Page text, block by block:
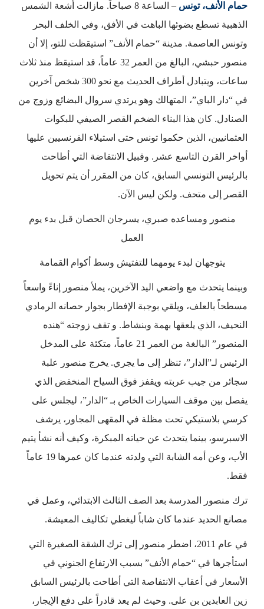
حمام الأنف، تونس
– الساعة 8 صباحاً. مازالت أشعة الشمس
الذهبية تسطع بضوئها الباهت في الأفق، وفي الخلف البحر
وتونس العاصمة. مدينة “حمام الأنف” استيقظت للتو، إلا أن
منصور حبشي، البالغ من العمر 32 عاماً، قد استيقظ منذ ثلاث
ساعات، ويتبادل أطراف الحديث مع نحو 300 شخص آخرين
في “دار الباي”، المتهالك وهو يرتدي سروال البضائع وزوج من
الصنادل. كان هذا البناء الضخم القصر الصيفي للبكوات
العثمانيين، الذين حكموا تونس حتى استيلاء الفرنسيين عليها
أواخر القرن التاسع عشر. وقبيل الانتفاضة التي أطاحت
بالرئيس التونسي السابق، كان من المقرر أن يتم تحويل
القصر إلى متحف. ولكن ليس الآن.
منصور ومساعده صبري، يسرجان الحصان قبل بدء يوم
العمل
يتوجهان لبدء يومهما للتفتيش وسط أكوام القمامة
وبينما يتحدث مع واضعي اليد الآخرين، يملأ منصور إناءً واسعاً
مسطحاً بالعلف، ويلقي بوجبة الإفطار بجوار حصانه الرمادي
النحيف، الذي يلعقها بهمة وبنشاط. و تقف زوجته “هنده
المنصور” البالغة من العمر 21 عاماً، متكئة على المدخل
الرئيس لـ”الدار”، تنظر إلى ما يجري. يخرج منصور علبة
سجائر من جيب عربته ويقفز فوق السياح المنخفض الذي
يفصل بين موقف السيارات الخاص بـ “الدار”، ليجلس على
كرسي بلاستيكي تحت مظلة في المقهى المجاور، يرشف
الاسبرسو، بينما يتحدث عن حياته المبكرة، وكيف أنه نشأ يتيم
الأب، وعن أمه الشابة التي ولدته عندما كان عمرها 19 عاماً
فقط.
ترك منصور المدرسة بعد الصف الثالث الابتدائي، وعمل في
مصانع الحديد عندما كان شاباً ليغطي تكاليف المعيشة.
في عام 2011، اضطر منصور إلى ترك الشقة الصغيرة التي
استأجرها في “حمام الأنف” بسبب الارتفاع الجنوني في
الأسعار في أعقاب الانتفاصة التي أطاحت بالرئيس السابق
زين العابدين بن على. وحيث لم يعد قادراً على دفع الإيجار،